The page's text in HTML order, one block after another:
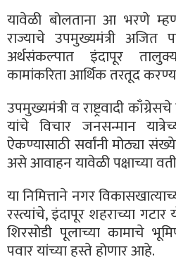
यावेळी बोलताना आ भरणे
राज्याचे उपमुख्यमंत्री अजित
अर्थसंकल्पात इंदापूर
कामांकरिता आर्थिक तरतूद
उपमुख्यमंत्री व राष्ट्रवादी
यांचे विचार जनसन्मान
ऐकण्यासाठी सर्वांनी मोठ्या
असे आवाहन यावेळी पक्षाच्या
या निमित्ताने नगर
रस्त्यांचे, इंदापूर शहराच्या
शिरसोडी पूलाच्या कामाचे
पवार यांच्या हस्ते होणार आहे.